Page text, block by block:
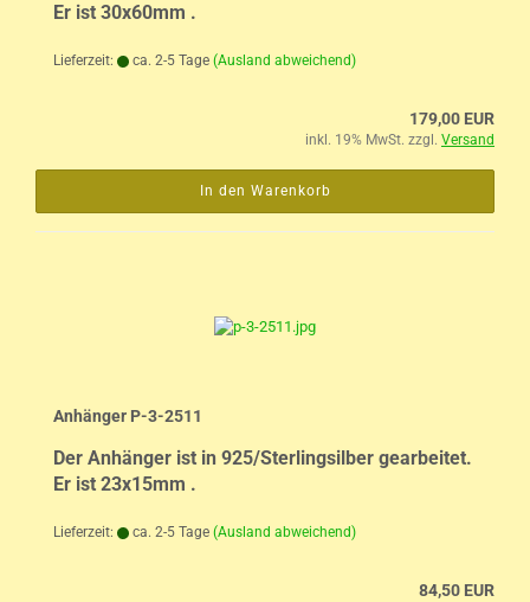
Er ist 30x60mm .
Lieferzeit: ca. 2-5 Tage (Ausland abweichend)
179,00 EUR
inkl. 19% MwSt. zzgl. Versand
In den Warenkorb
Anhänger P-3-2511
Der Anhänger ist in 925/Sterlingsilber gearbeitet.
Er ist 23x15mm .
Lieferzeit: ca. 2-5 Tage (Ausland abweichend)
84,50 EUR